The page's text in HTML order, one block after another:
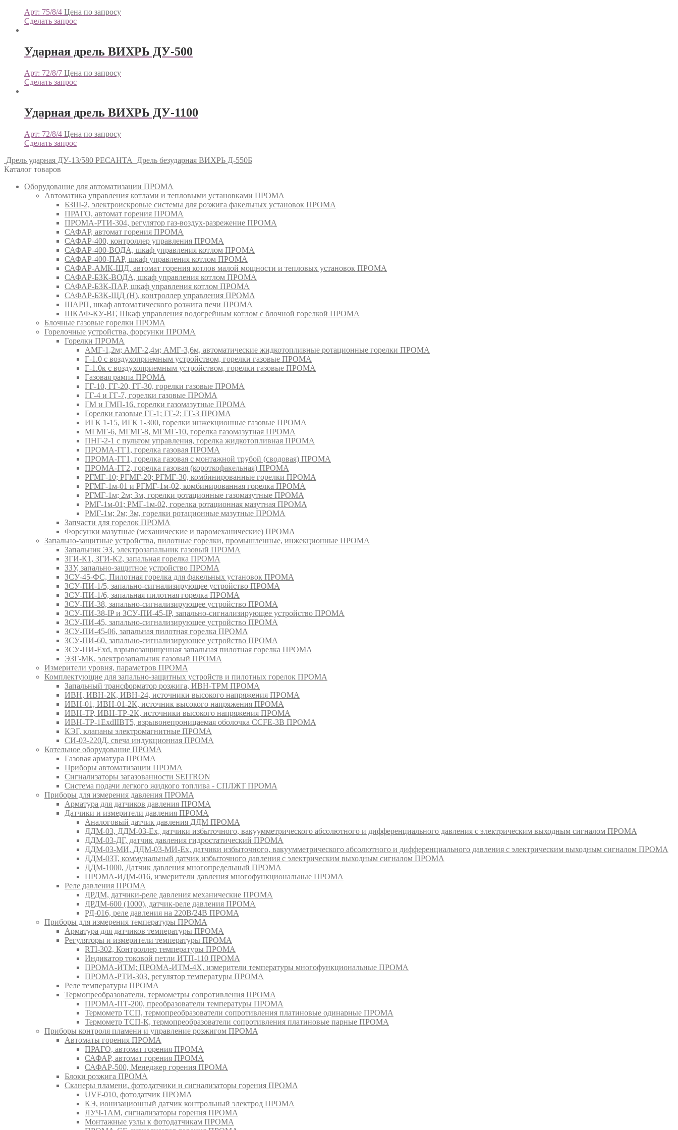
Арт: 75/8/4 Цена по запросу
Сделать запрос
Ударная дрель ВИХРЬ ДУ-500
Арт: 72/8/7 Цена по запросу
Сделать запрос
Ударная дрель ВИХРЬ ДУ-1100
Арт: 72/8/4 Цена по запросу
Сделать запрос
Дрель ударная ДУ-13/580 РЕСАНТА
Дрель безударная ВИХРЬ Д-550Б
Каталог товаров
Оборудование для автоматизации ПРОМА
Автоматика управления котлами и тепловыми установками ПРОМА
БЗШ-2, электроискровые системы для розжига факельных установок ПРОМА
ПРАГО, автомат горения ПРОМА
ПРОМА-РТИ-304, регулятор газ-воздух-разрежение ПРОМА
САФАР, автомат горения ПРОМА
САФАР-400, контроллер управления ПРОМА
САФАР-400-ВОДА, шкаф управления котлом ПРОМА
САФАР-400-ПАР, шкаф управления котлом ПРОМА
САФАР-АМК-ЩД, автомат горения котлов малой мощности и тепловых установок ПРОМА
САФАР-БЗК-ВОДА, шкаф управления котлом ПРОМА
САФАР-БЗК-ПАР, шкаф управления котлом ПРОМА
САФАР-БЗК-ЩД (Н), контроллер управления ПРОМА
ШАРП, шкаф автоматического розжига печи ПРОМА
ШКАФ-КУ-ВГ, Шкаф управления водогрейным котлом с блочной горелкой ПРОМА
Блочные газовые горелки ПРОМА
Горелочные устройства, форсунки ПРОМА
Горелки ПРОМА
АМГ-1,2м; АМГ-2,4м; АМГ-3,6м, автоматические жидкотопливные ротационные горелки ПРОМА
Г-1.0 с воздухоприемным устройством, горелки газовые ПРОМА
Г-1.0к с воздухоприемным устройством, горелки газовые ПРОМА
Газовая рампа ПРОМА
ГГ-10, ГГ-20, ГГ-30, горелки газовые ПРОМА
ГГ-4 и ГГ-7, горелки газовые ПРОМА
ГМ и ГМП-16, горелки газомазутные ПРОМА
Горелки газовые ГГ-1; ГГ-2; ГГ-3 ПРОМА
ИГК 1-15, ИГК 1-300, горелки инжекционные газовые ПРОМА
МГМГ-6, МГМГ-8, МГМГ-10, горелка газомазутная ПРОМА
ПНГ-2-1 с пультом управления, горелка жидкотопливная ПРОМА
ПРОМА-ГГ1, горелка газовая ПРОМА
ПРОМА-ГГ1, горелка газовая с монтажной трубой (сводовая) ПРОМА
ПРОМА-ГГ2, горелка газовая (короткофакельная) ПРОМА
РГМГ-10; РГМГ-20; РГМГ-30, комбинированные горелки ПРОМА
РГМГ-1м-01 и РГМГ-1м-02, комбинированная горелка ПРОМА
РГМГ-1м; 2м; 3м, горелки ротационные газомазутные ПРОМА
РМГ-1м-01; РМГ-1м-02, горелка ротационная мазутная ПРОМА
РМГ-1м; 2м; 3м, горелки ротационные мазутные ПРОМА
Запчасти для горелок ПРОМА
Форсунки мазутные (механические и паромеханические) ПРОМА
Запально-защитные устройства, пилотные горелки, промышленные, инжекционные ПРОМА
Запальник ЭЗ, электрозапальник газовый ПРОМА
ЗГИ-К1, ЗГИ-К2, запальная горелка ПРОМА
ЗЗУ, запально-защитное устройство ПРОМА
ЗСУ-45-ФС, Пилотная горелка для факельных установок ПРОМА
ЗСУ-ПИ-1/5, запально-сигнализирующее устройство ПРОМА
ЗСУ-ПИ-1/6, запальная пилотная горелка ПРОМА
ЗСУ-ПИ-38, запально-сигнализирующее устройство ПРОМА
ЗСУ-ПИ-38-IP и ЗСУ-ПИ-45-IP, запально-сигнализирующее устройство ПРОМА
ЗСУ-ПИ-45, запально-сигнализирующее устройство ПРОМА
ЗСУ-ПИ-45-06, запальная пилотная горелка ПРОМА
ЗСУ-ПИ-60, запально-сигнализирующее устройство ПРОМА
ЗСУ-ПИ-Exd, взрывозащищенная запальная пилотная горелка ПРОМА
ЭЗГ-МК, электрозапальник газовый ПРОМА
Измерители уровня, параметров ПРОМА
Комплектующие для запально-защитных устройств и пилотных горелок ПРОМА
Запальный трансформатор розжига, ИВН-ТРМ ПРОМА
ИВН, ИВН-2К, ИВН-24, источники высокого напряжения ПРОМА
ИВН-01, ИВН-01-2К, источник высокого напряжения ПРОМА
ИВН-ТР, ИВН-ТР-2К, источники высокого напряжения ПРОМА
ИВН-ТР-1ExdIIBT5, взрывонепроницаемая оболочка CCFE-3B ПРОМА
КЭГ, клапаны электромагнитные ПРОМА
СИ-03-220Д, свеча индукционная ПРОМА
Котельное оборудование ПРОМА
Газовая арматура ПРОМА
Приборы автоматизации ПРОМА
Сигнализаторы загазованности SEITRON
Система подачи легкого жидкого топлива - СПЛЖТ ПРОМА
Приборы для измерения давления ПРОМА
Арматура для датчиков давления ПРОМА
Датчики и измерители давления ПРОМА
Аналоговый датчик давления ДДМ ПРОМА
ДДМ-03, ДДМ-03-Ех, датчики избыточного, вакуумметрического абсолютного и дифференциального давления с электрическим выходным сигналом ПРОМА
ДДМ-03-ДГ, датчик давления гидростатический ПРОМА
ДДМ-03-МИ, ДДМ-03-МИ-Ех, датчики избыточного, вакуумметрического абсолютного и дифференциального давления с электрическим выходным сигналом ПРОМА
ДДМ-03Т, коммунальный датчик избыточного давления с электрическим выходным сигналом ПРОМА
ДДМ-1000, Датчик давления многопредельный ПРОМА
ПРОМА-ИДМ-016, измерители давления многофункциональные ПРОМА
Реле давления ПРОМА
ДРДМ, датчики-реле давления механические ПРОМА
ДРДМ-600 (1000), датчик-реле давления ПРОМА
РД-016, реле давления на 220В/24В ПРОМА
Приборы для измерения температуры ПРОМА
Арматура для датчиков температуры ПРОМА
Регуляторы и измерители температуры ПРОМА
RTI-302, Контроллер температуры ПРОМА
Индикатор токовой петли ИТП-110 ПРОМА
ПРОМА-ИТМ; ПРОМА-ИТМ-4Х, измерители температуры многофункциональные ПРОМА
ПРОМА-РТИ-303, регулятор температуры ПРОМА
Реле температуры ПРОМА
Термопреобразователи, термометры сопротивления ПРОМА
ПРОМА-ПТ-200, преобразователи температуры ПРОМА
Термометр ТСП, термопреобразователи сопротивления платиновые одинарные ПРОМА
Термометр ТСП-К, термопреобразователи сопротивления платиновые парные ПРОМА
Приборы контроля пламени и управление розжигом ПРОМА
Автоматы горения ПРОМА
ПРАГО, автомат горения ПРОМА
САФАР, автомат горения ПРОМА
САФАР-500, Менеджер горения ПРОМА
Блоки розжига ПРОМА
Сканеры пламени, фотодатчики и сигнализаторы горения ПРОМА
UVF-010, фотодатчик ПРОМА
КЭ, ионизационный датчик контрольный электрод ПРОМА
ЛУЧ-1АМ, сигнализаторы горения ПРОМА
Монтажные узлы к фотодатчикам ПРОМА